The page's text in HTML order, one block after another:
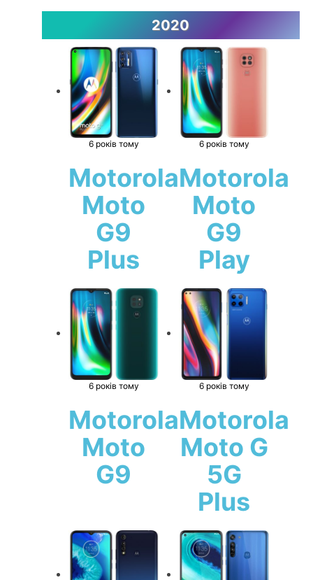
2020
6 років тому
Motorola
Moto
G9
Plus
6 років тому
Motorola
Moto
G9
Play
6 років тому
Motorola
Moto
G9
6 років тому
Motorola
Moto G
5G
Plus